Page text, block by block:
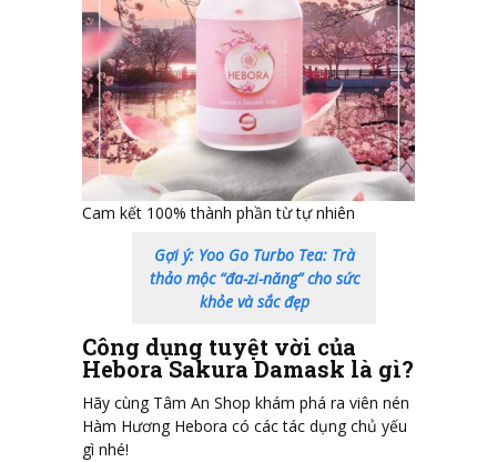
Cam kết 100% thành phần từ tự nhiên
Gợi ý: Yoo Go Turbo Tea: Trà
thảo mộc “đa-zi-năng” cho sức
khỏe và sắc đẹp
Công dụng tuyệt vời của
Hebora Sakura Damask là gì?
Hãy cùng Tâm An Shop khám phá ra viên nén
Hàm Hương Hebora có các tác dụng chủ yếu
gì nhé!